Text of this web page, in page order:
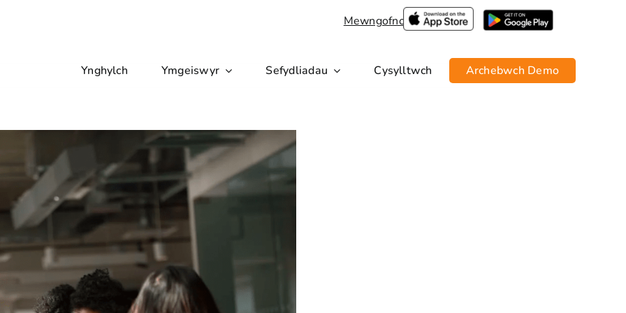
Mewngofnodi
Ynghylch Ymgeiswyr Sefydliadau Cysylltwch Archebwch Demo
Blaenorol Nesaf